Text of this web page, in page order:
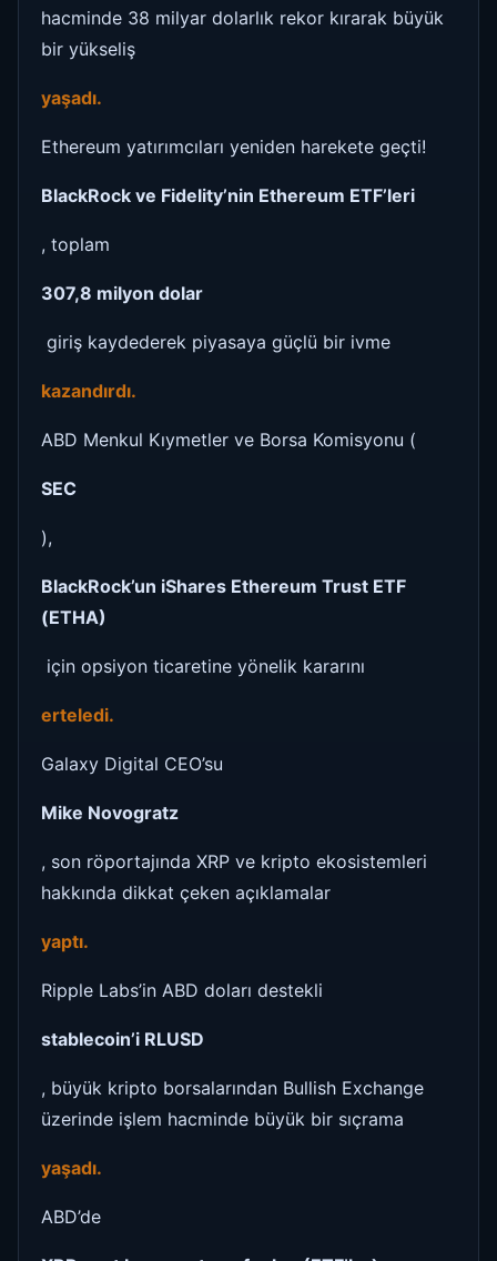
hacminde 38 milyar dolarlık rekor kırarak büyük
bir yükseliş
yaşadı.
Ethereum yatırımcıları yeniden harekete geçti!
BlackRock ve Fidelity’nin Ethereum ETF’leri
, toplam
307,8 milyon dolar
giriş kaydederek piyasaya güçlü bir ivme
kazandırdı.
ABD Menkul Kıymetler ve Borsa Komisyonu (
SEC
),
BlackRock’un iShares Ethereum Trust ETF
(ETHA)
için opsiyon ticaretine yönelik kararını
erteledi.
Galaxy Digital CEO’su
Mike Novogratz
, son röportajında XRP ve kripto ekosistemleri
hakkında dikkat çeken açıklamalar
yaptı.
Ripple Labs’in ABD doları destekli
stablecoin’i RLUSD
, büyük kripto borsalarından Bullish Exchange
üzerinde işlem hacminde büyük bir sıçrama
yaşadı.
ABD’de